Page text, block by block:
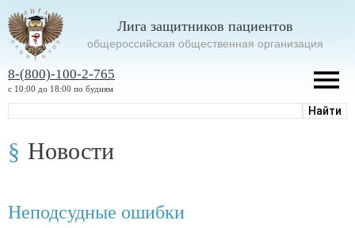
Лига защитников пациентов
oбщероссийская общественная организация
8-(800)-100-2-765
с 10:00 до 18:00 по будням
Новости
Неподсудные ошибки